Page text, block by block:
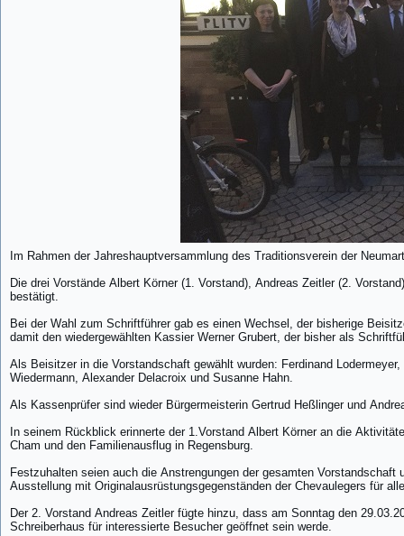
Im Rahmen der Jahreshauptversammlung des Traditionsverein der
Die drei Vorstände Albert Körner (1. Vorstand), Andreas Zeitler (2.
bestätigt.
Bei der Wahl zum Schriftführer gab es einen Wechsel, der bisherige
damit den wiedergewählten Kassier Werner Grubert, der bisher als
Als Beisitzer in die Vorstandschaft gewählt wurden: Ferdinand
Wiedermann, Alexander Delacroix und Susanne Hahn.
Als Kassenprüfer sind wieder Bürgermeisterin Gertrud Heßlinger und
In seinem Rückblick erinnerte der 1.Vorstand Albert Körner an die
Cham und den Familienausflug in Regensburg.
Festzuhalten seien auch die Anstrengungen der gesamten
Ausstellung mit Originalausrüstungsgegenständen der Chevaulegers für
Der 2. Vorstand Andreas Zeitler fügte hinzu, dass am Sonntag den
Schreiberhaus für interessierte Besucher geöffnet sein werde.